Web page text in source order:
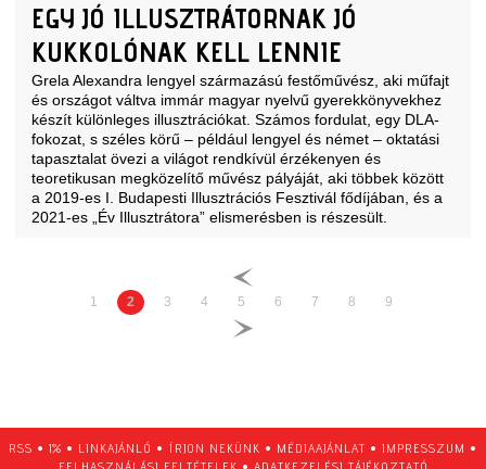
EGY JÓ ILLUSZTRÁTORNAK JÓ
KUKKOLÓNAK KELL LENNIE
Grela Alexandra lengyel származású festőművész, aki műfajt
és országot váltva immár magyar nyelvű gyerekkönyvekhez
készít különleges illusztrációkat. Számos fordulat, egy DLA-
fokozat, s széles körű – például lengyel és német – oktatási
tapasztalat övezi a világot rendkívül érzékenyen és
teoretikusan megközelítő művész pályáját, aki többek között
a 2019-es I. Budapesti Illusztrációs Fesztivál fődíjában, és a
2021-es „Év Illusztrátora” elismerésben is részesült.
1 2 3 4 5 6 7 8 9
RSS • 1% • LINKAJÁNLÓ • ÍRJON NEKÜNK • MÉDIAAJÁNLAT • IMPRESSZUM •